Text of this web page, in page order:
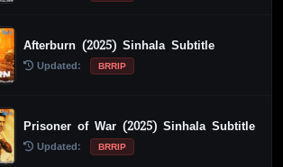
Afterburn (2025) Sinhala Subtitle
Updated: BRRIP
Prisoner of War (2025) Sinhala Subtitle
Updated: BRRIP